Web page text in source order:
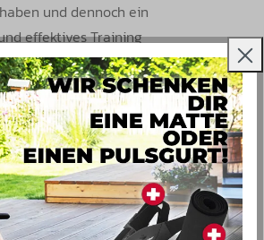
und dennoch ein
effektives Training
Stressabbau
Bewegungen beim
eine beruhigende Wirkung
helfen, Stress abzubauen.
Endorphine freigesetzt,
Wohlbefinden